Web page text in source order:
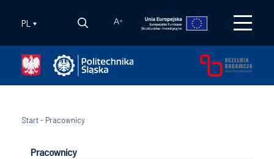
PL A+
Start- Pracownicy
Pracownicy